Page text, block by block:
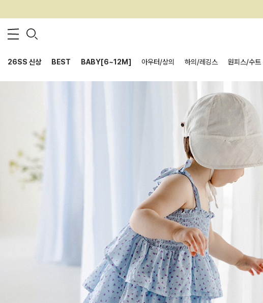
26SS 신상 BEST BABY[6~12M] 아우터/상의 하의/레깅스 원피스/수트